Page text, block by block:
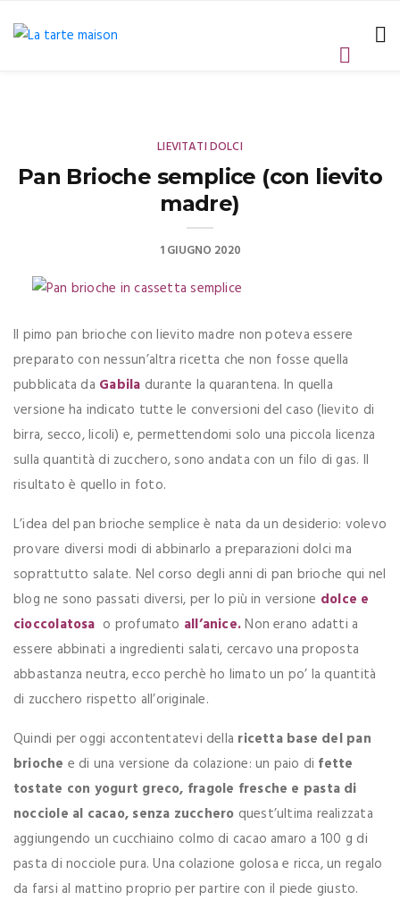
LIEVITATI DOLCI
Pan Brioche semplice (con lievito
madre)
1 GIUGNO 2020
Il pimo pan brioche con lievito madre non poteva essere
preparato con nessun’altra ricetta che non fosse quella
pubblicata da Gabila durante la quarantena. In quella
versione ha indicato tutte le conversioni del caso (lievito di
birra, secco, licoli) e, permettendomi solo una piccola licenza
sulla quantità di zucchero, sono andata con un filo di gas. Il
risultato è quello in foto.
L’idea del pan brioche semplice è nata da un desiderio: volevo
provare diversi modi di abbinarlo a preparazioni dolci ma
soprattutto salate. Nel corso degli anni di pan brioche qui nel
blog ne sono passati diversi, per lo più in versione dolce e
cioccolatosa o profumato all’anice.Non erano adatti a
essere abbinati a ingredienti salati, cercavo una proposta
abbastanza neutra, ecco perchè ho limato un po’ la quantità
di zucchero rispetto all’originale.
Quindi per oggi accontentatevi della ricetta base del pan
brioche e di una versione da colazione: un paio di fette
tostate con yogurt greco, fragole fresche e pasta di
nocciole al cacao, senza zucchero quest’ultima realizzata
aggiungendo un cucchiaino colmo di cacao amaro a 100 g di
pasta di nocciole pura. Una colazione golosa e ricca, un regalo
da farsi al mattino proprio per partire con il piede giusto.